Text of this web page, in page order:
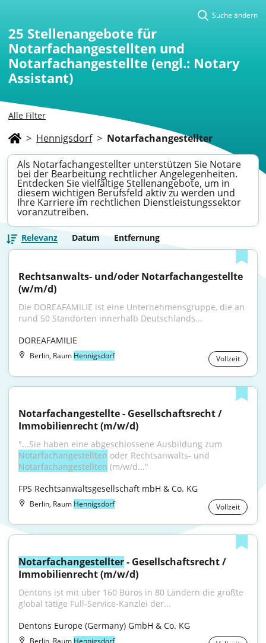
Alle Filter
Suche ändern
25 Stellenangebote für
Notarfachangestellten und
Notarfachangestellte (engl.: Notary
Assistant)
> Hennigsdorf > Notarfachangestellter
Als Notarfachangestellter unterstützen Sie Notare
bei der Bearbeitung rechtlicher Angelegenheiten.
Entdecken Sie vielfältige Stellenangebote, um in
diesem wichtigen Berufsfeld aktiv zu werden und
Ihre Karriere im rechtlichen Dienstleistungssektor
voranzutreiben.
Relevanz Datum Entfernung
Rechtsanwalts- und/oder Notarfachangestellte
(w/m/d)
Die DOREAFAMILIE ist eine Unternehmensgruppe, die an
rund 50 Standorten innerhalb Deutschlands...
DOREAFAMILIE
Berlin, Raum Hennigsdorf Vollzeit
Notarfachangestellte - Gesellschaftsrecht /
Immobilienrecht (m/w/d)
Notarfachangestellten
Notarfachangestellten (m/w/d..."
FPS Rechtsanwaltsgesellschaft mbH & Co. KG
Berlin, Raum Hennigsdorf Vollzeit
Notarfachangestellter - Gesellschaftsrecht /
Immobilienrecht (m/w/d)
Dentons ist mit über 160 Büros in 80 Ländern die größte
global tätige Full-Service-Kanzlei der...
Dentons Europe (Germany) GmbH & Co. KG
Berlin, Raum Hennigsdorf